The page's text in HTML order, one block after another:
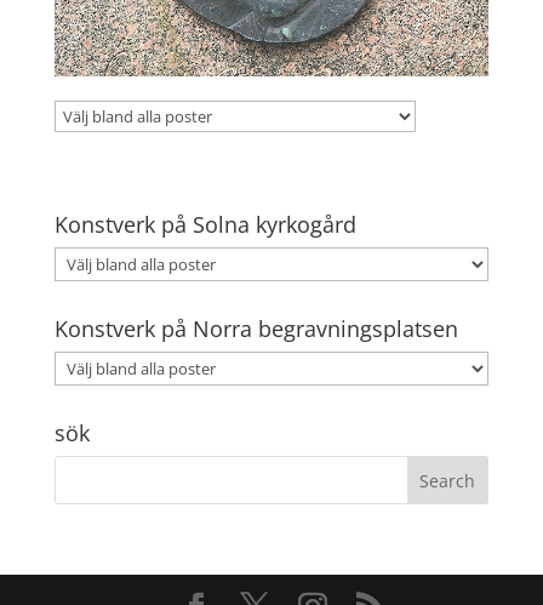
Konstverk på Solna kyrkogård
Konstverk på Norra begravningsplatsen
sök